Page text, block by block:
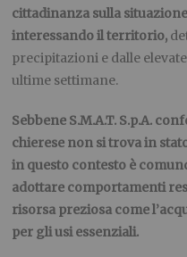
cittadinanza sulla
interessando il territorio,
precipitazioni e dalle
ultime settimane.
Sebbene S.M.A.T. S.p.A.
chierese non si trova in
in questo contesto è
adottare comportamenti
risorsa preziosa come
per gli usi essenziali.